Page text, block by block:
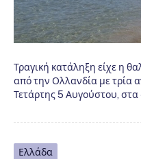
Τραγική κατάληξη είχε η
από την Ολλανδία με τρία
Τετάρτης 5 Αυγούστου,
Ελλάδα